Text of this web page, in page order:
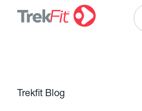
Trekfit Blog